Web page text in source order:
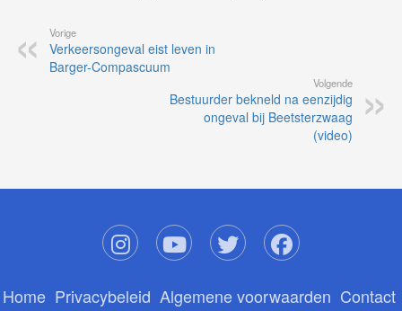
Vorige
Verkeersongeval eist leven in
Barger-Compascuum
Volgende
Bestuurder bekneld na eenzijdig
ongeval bij Beetsterzwaag
(video)
Home Privacybeleid Algemene voorwaarden Contact